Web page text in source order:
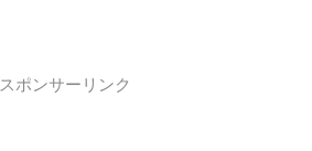
スポンサーリンク